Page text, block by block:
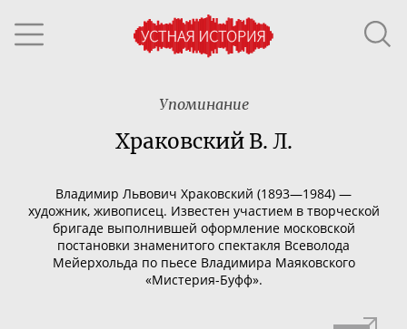
Упоминание
Храковский В. Л.
Владимир Львович Храковский (1893—1984) —
художник, живописец. Известен участием в творческой
бригаде выполнившей оформление московской
постановки знаменитого спектакля Всеволода
Мейерхольда по пьесе Владимира Маяковского
«Мистерия-Буфф».